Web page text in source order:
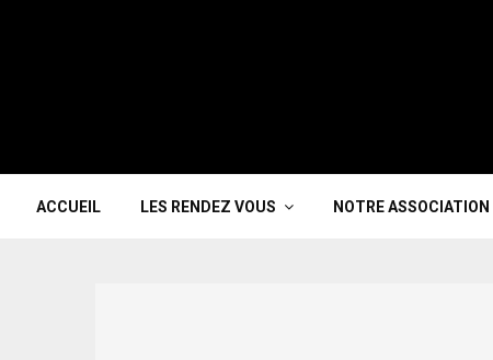
ACCUEIL LES RENDEZ VOUS NOTRE ASSOCIATION